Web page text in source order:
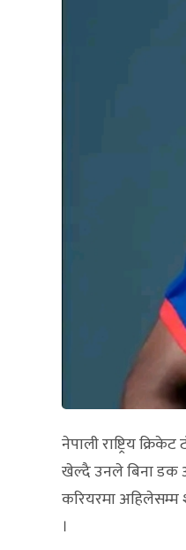
नेपाली राष्ट्रिय
खेल्दै उनले बिना डक
करियरमा
।